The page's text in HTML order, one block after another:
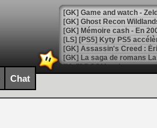
[Mo5] DOOM arrive en
[GK] Bethesda fête les 30
[GK] Roblox : l'action en
[GK] Agenda - GeForce
Chat